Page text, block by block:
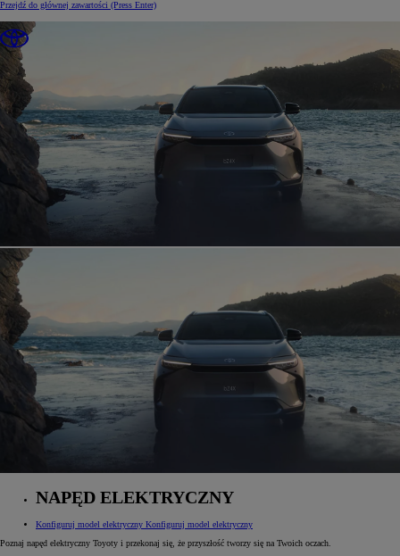
Przejdź do głównej zawartości (Press Enter)
NAPĘD ELEKTRYCZNY
Konfiguruj model elektryczny Konfiguruj model elektryczny
Poznaj napęd elektryczny Toyoty i przekonaj się, że przyszłość tworzy się na Twoich oczach.